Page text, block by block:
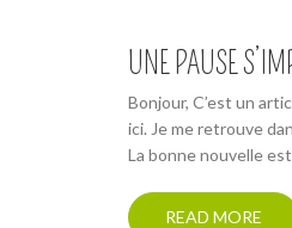
UNE PAUSE
Bonjour, C’est un
ici. Je me retrouve
La bonne nouvelle
READ MORE